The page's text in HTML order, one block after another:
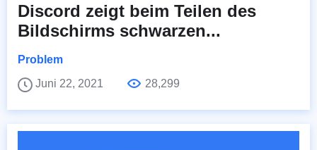
Discord zeigt beim Teilen des
Bildschirms schwarzen...
Problem
Juni 22, 2021
28,299